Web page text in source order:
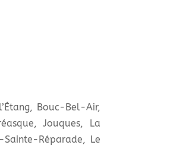
Bouc-Bel-Air,
Jouques, La
Réparade, Le